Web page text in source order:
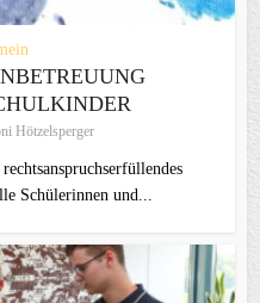
Hötzelsperger
Schülerinnen und...